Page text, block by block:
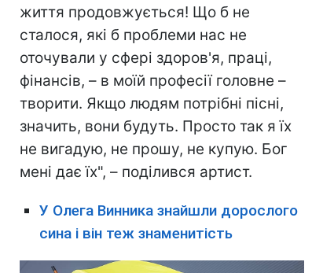
життя продовжується! Що б не
сталося, які б проблеми нас не
оточували у сфері здоров'я, праці,
фінансів, – в моїй професії головне –
творити. Якщо людям потрібні пісні,
значить, вони будуть. Просто так я їх
не вигадую, не прошу, не купую. Бог
мені дає їх", – поділився артист.
У Олега Винника знайшли дорослого
сина і він теж знаменитість